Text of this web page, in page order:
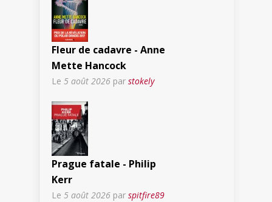
Fleur de cadavre - Anne
Mette Hancock
Le 5 août 2026 par stokely
Prague fatale - Philip
Kerr
Le 5 août 2026 par spitfire89